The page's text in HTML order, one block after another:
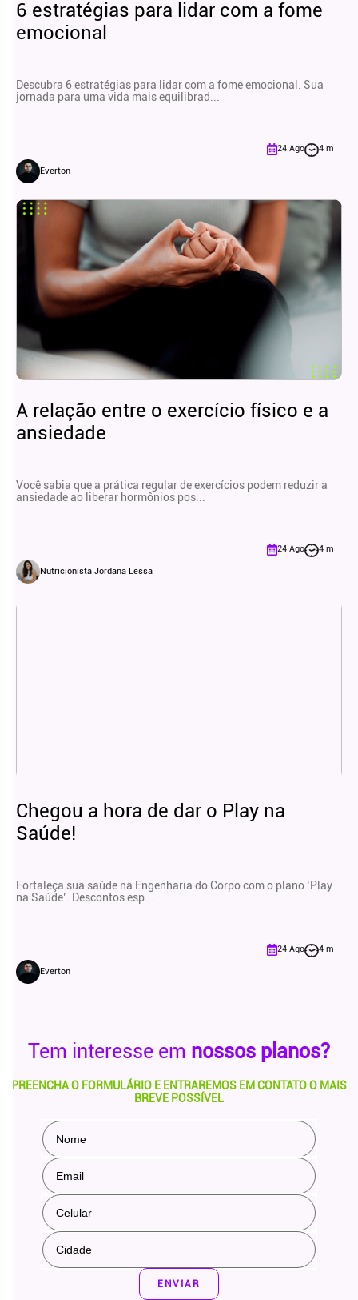
6 estratégias para lidar com a fome
emocional
Descubra 6 estratégias para lidar com a fome emocional. Sua
jornada para uma vida mais equilibrad...
Everton
24 Ago 4 m
A relação entre o exercício físico e a
ansiedade
Você sabia que a prática regular de exercícios podem reduzir a
ansiedade ao liberar hormônios pos...
Nutricionista Jordana Lessa
24 Ago 4 m
Chegou a hora de dar o Play na
Saúde!
Fortaleça sua saúde na Engenharia do Corpo com o plano ‘Play
na Saúde’. Descontos esp...
Everton
24 Ago 4 m
Tem interesse em nossos planos?
PREENCHA O FORMULÁRIO E ENTRAREMOS EM CONTATO O MAIS
BREVE POSSÍVEL
ENVIAR